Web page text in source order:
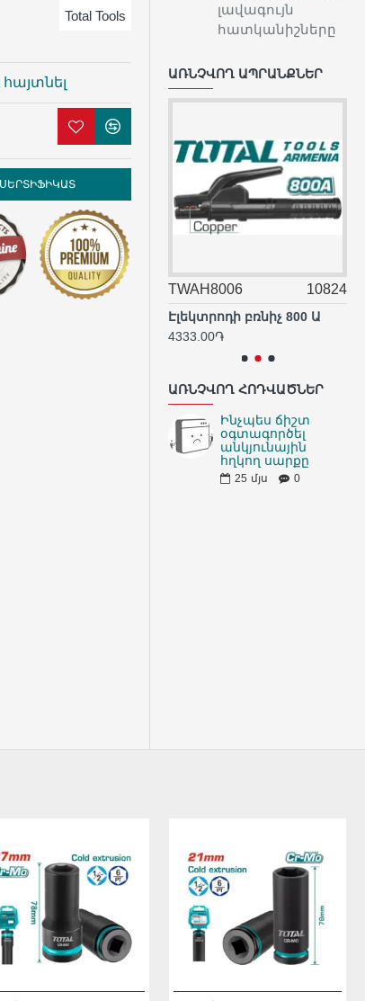
Total Tools
ՍԵՐՏԻՖԻԿԱՏ
լավագույն
հատկանիշները
ԱՌՆՉՎՈՂ ԱՊՐԱՆՔՆԵՐ
TWAH8006 10824
Էլեկտրոդի բռնիչ 800 Ա
4333.00֏
ԱՌՆՉՎՈՂ ՀՈԴՎԱԾՆԵՐ
Ինչպես ճիշտ
օգտագործել
անկյունային
հղկող սարքը
25 մյս 0
ՉԷ ԱՌԿԱ ՉԷ